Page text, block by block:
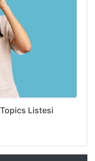
Listesi